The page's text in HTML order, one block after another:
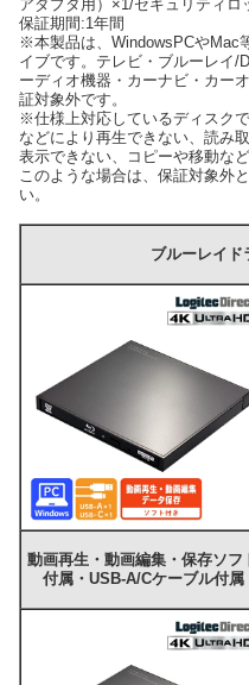
アダプタ用）×1/セキュリティロ
保証期間:1年間
※本製品は、WindowsPCやMac
イブです。テレビ・ブルーレイ/
ーディオ機器・カーナビ・カー
証対象外です。
※仕様上対応しているディスク
などにより再生できない、読み
表示できない、コピーや移動な
このような場合は、保証対象外
い。
ブルーレイド
動画再生・動画編集・保存ソフ
付属・USB-A/Cケーブル付属